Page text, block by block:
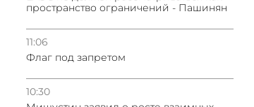
пространство ограничений - Пашинян
11:06
Флаг под запретом
10:30